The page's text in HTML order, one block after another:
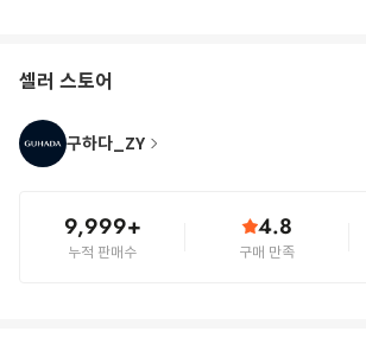
셀러 스토어
구하다_ZY
9,999+
누적 판매수
4.8
구매 만족